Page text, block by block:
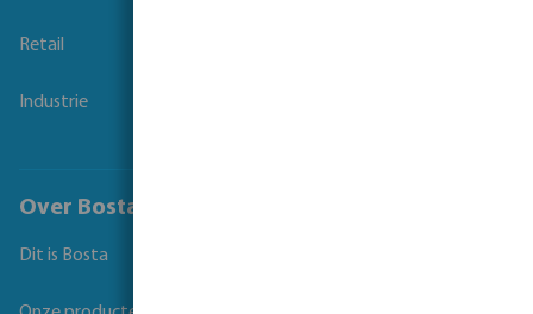
Retail
Industrie
Over Bosta
Dit is Bosta